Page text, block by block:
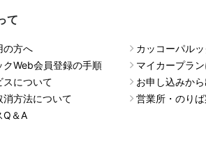
て
の方へ
クWeb会員登録の手順
スについて
方法について
Q＆A
カッコーパル
マイカープラ
お申し込みか
営業所・のり